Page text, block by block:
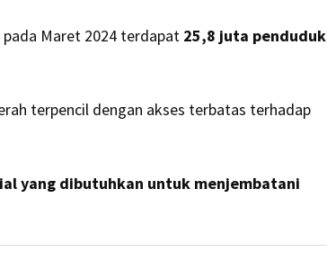
pada Maret 2024 terdapat 25,8 juta penduduk
terpencil dengan akses terbatas terhadap
yang dibutuhkan untuk menjembatani